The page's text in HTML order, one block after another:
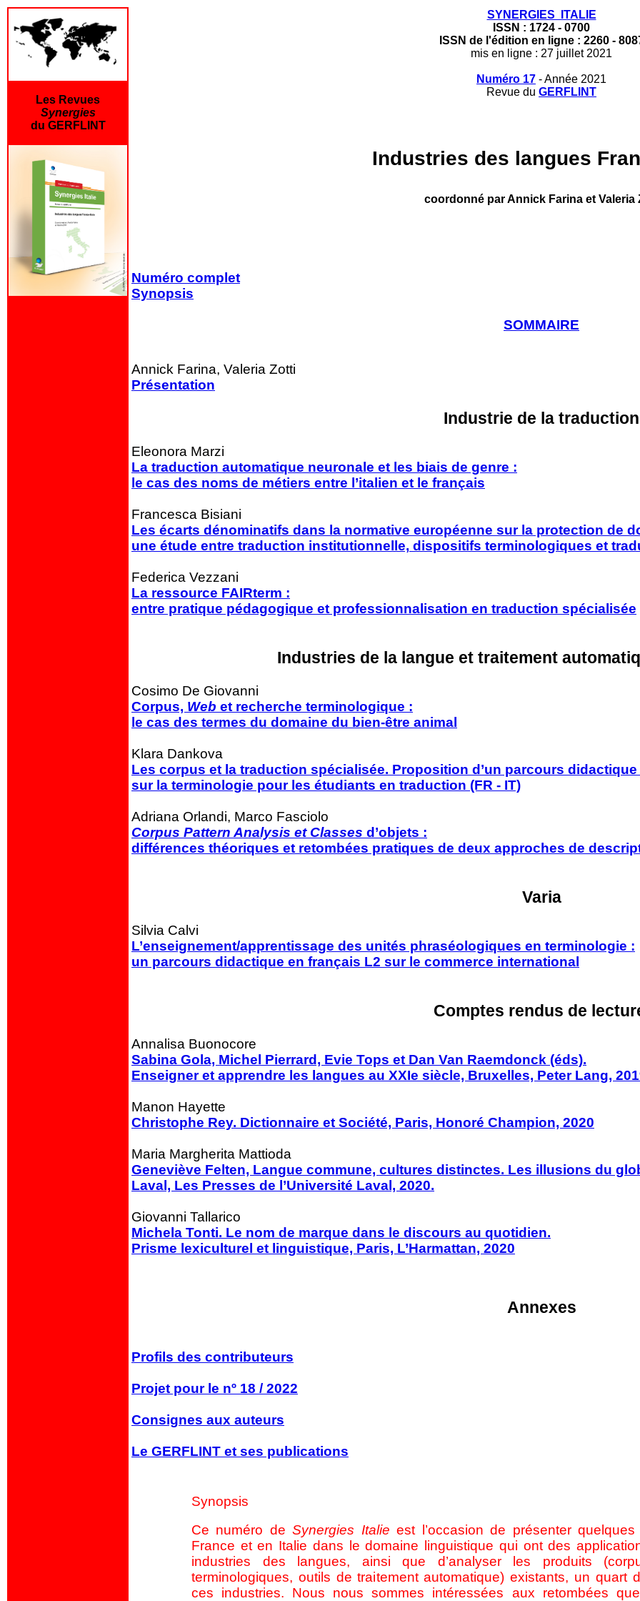
Les Revues
Synergies
du GERFLINT
SYNERGIES ITALIE
ISSN : 1724 - 0700
ISSN de l'édition en ligne : 2260 -
mis en ligne : 27 juillet 2021
Numéro 17 - Année 2021
Revue du GERFLINT
Industries des langues
coordonné par Annick Farina et Valeria
Numéro complet
Synopsis
SOMMAIRE
Annick Farina, Valeria Zotti
Présentation
Industrie de la traduction
Eleonora Marzi
La traduction automatique neuronale et les biais de genre :
le cas des noms de métiers entre l’italien et le français
Francesca Bisiani
Les écarts dénominatifs dans la normative européenne sur la protection de
une étude entre traduction institutionnelle, dispositifs terminologiques et
Federica Vezzani
La ressource FAIRterm :
entre pratique pédagogique et professionnalisation en traduction spécialisée
Industries de la langue et traitement
Cosimo De Giovanni
Corpus, Web et recherche terminologique :
le cas des termes du domaine du bien-être animal
Klara Dankova
Les corpus et la traduction spécialisée. Proposition d’un parcours didactique
sur la terminologie pour les étudiants en traduction (FR - IT)
Adriana Orlandi, Marco Fasciolo
Corpus Pattern Analysis et Classes d’objets :
différences théoriques et retombées pratiques de deux approches de
Varia
Silvia Calvi
L’enseignement/apprentissage des unités phraséologiques en terminologie :
un parcours didactique en français L2 sur le commerce international
Comptes rendus de
Annalisa Buonocore
Sabina Gola, Michel Pierrard, Evie Tops et Dan Van Raemdonck (éds).
Enseigner et apprendre les langues au XXIe siècle, Bruxelles, Peter Lang,
Manon Hayette
Christophe Rey. Dictionnaire et Société, Paris, Honoré Champion, 2020
Maria Margherita Mattioda
Geneviève Felten, Langue commune, cultures distinctes. Les illusions du
Laval, Les Presses de l’Université Laval, 2020.
Giovanni Tallarico
Michela Tonti. Le nom de marque dans le discours au quotidien.
Prisme lexiculturel et linguistique, Paris, L’Harmattan, 2020
Annexes
Profils des contributeurs
Projet pour le nº 18 / 2022
Consignes aux auteurs
Le GERFLINT et ses publications
Synopsis
Ce numéro de Synergies Italieest l’occasion de présenter
France et en Italie dans le domaine linguistique qui ont des
industries des langues, ainsi que d’analyser les produits
terminologiques, outils de traitement automatique) existants, un quart
ces industries. Nous nous sommes intéressées aux retombées